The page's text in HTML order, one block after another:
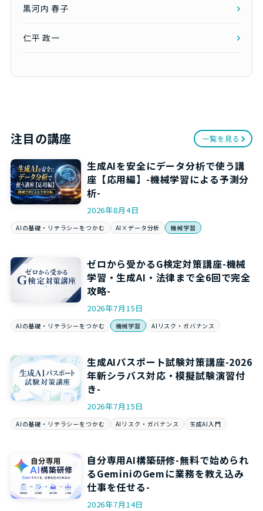
黒河内 春子
仁平 政一
注目の講座 一覧を見る
生成AIを安全にデータ分析で使う講
座【応用編】-機械学習による予測分
析-
2026年8月4日
AIの基礎・リテラシーをつかむ AI×データ分析 機械学習
ゼロから受かるG検定対策講座-機械
学習・生成AI・法律まで全6回で完全
攻略-
2026年7月15日
AIの基礎・リテラシーをつかむ 機械学習 AIリスク・ガバナンス
生成AIパスポート試験対策講座-2026
年新シラバス対応・模擬試験演習付
き-
2026年7月15日
AIの基礎・リテラシーをつかむ AIリスク・ガバナンス 生成AI入門
自分専用AI構築研修-無料で始められ
るGeminiのGemに業務を教え込み
仕事を任せる-
2026年7月14日